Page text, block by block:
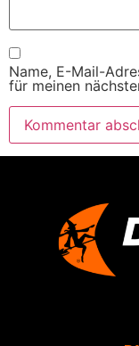
Name, E-Mail-
für meinen